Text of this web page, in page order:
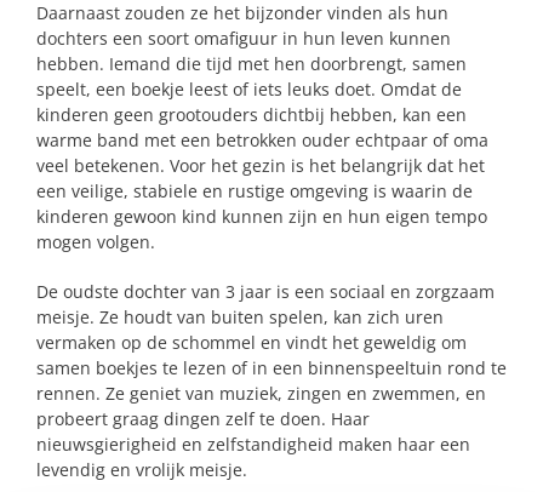
Daarnaast zouden ze het bijzonder vinden als hun
dochters een soort omafiguur in hun leven kunnen
hebben. Iemand die tijd met hen doorbrengt, samen
speelt, een boekje leest of iets leuks doet. Omdat de
kinderen geen grootouders dichtbij hebben, kan een
warme band met een betrokken ouder echtpaar of oma
veel betekenen. Voor het gezin is het belangrijk dat het
een veilige, stabiele en rustige omgeving is waarin de
kinderen gewoon kind kunnen zijn en hun eigen tempo
mogen volgen.
De oudste dochter van 3 jaar is een sociaal en zorgzaam
meisje. Ze houdt van buiten spelen, kan zich uren
vermaken op de schommel en vindt het geweldig om
samen boekjes te lezen of in een binnenspeeltuin rond te
rennen. Ze geniet van muziek, zingen en zwemmen, en
probeert graag dingen zelf te doen. Haar
nieuwsgierigheid en zelfstandigheid maken haar een
levendig en vrolijk meisje.